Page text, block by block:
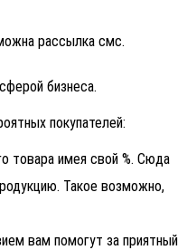
рассылка смс.
бизнеса.
покупателей:
товара имея свой %. Сюда
Такое возможно,
вам помогут за приятный